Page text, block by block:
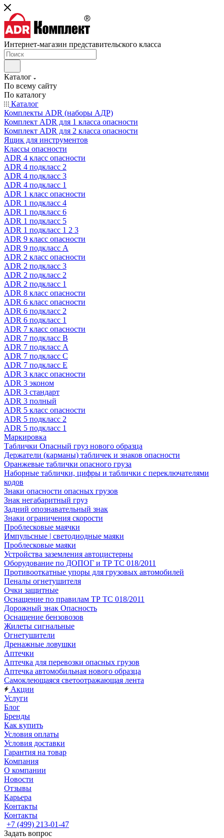
Интернет-магазин представительского класса
Каталог
По всему сайту
По каталогу
Каталог
Комплекты ADR (наборы АДР)
Комплект ADR для 1 класса опасности
Комплект ADR для 2 класса опасности
Ящик для инструментов
Классы опасности
ADR 4 класс опасности
ADR 4 подкласс 2
ADR 4 подкласс 3
ADR 4 подкласс 1
ADR 1 класс опасности
ADR 1 подкласс 4
ADR 1 подкласс 6
ADR 1 подкласс 5
ADR 1 подкласс 1 2 3
ADR 9 класс опасности
ADR 9 подкласс A
ADR 2 класс опасности
ADR 2 подкласс 3
ADR 2 подкласс 2
ADR 2 подкласс 1
ADR 8 класс опасности
ADR 6 класс опасности
ADR 6 подкласс 2
ADR 6 подкласс 1
ADR 7 класс опасности
ADR 7 подкласс B
ADR 7 подкласс A
ADR 7 подкласс C
ADR 7 подкласс E
ADR 3 класс опасности
ADR 3 эконом
ADR 3 стандарт
ADR 3 полный
ADR 5 класс опасности
ADR 5 подкласс 2
ADR 5 подкласс 1
Маркировка
Таблички Опасный груз нового образца
Держатели (карманы) табличек и знаков опасности
Оранжевые таблички опасного груза
Наборные таблички, цифры и таблички с переключателями
кодов
Знаки опасности опасных грузов
Знак негабаритный груз
Задний опознавательный знак
Знаки ограничения скорости
Проблесковые маячки
Импульсные | светодиодные маяки
Проблесковые маяки
Устройства заземления автоцистерны
Оборудование по ДОПОГ и ТР ТС 018/2011
Противооткатные упоры для грузовых автомобилей
Пеналы огнетушителя
Очки защитные
Оснащение по правилам ТР ТС 018/2011
Дорожный знак Опасность
Оснащение бензовозов
Жилеты сигнальные
Огнетушители
Дренажные ловушки
Аптечки
Аптечка для перевозки опасных грузов
Аптечка автомобильная нового образца
Самоклеющаяся светоотражающая лента
Акции
Услуги
Блог
Бренды
Как купить
Условия оплаты
Условия доставки
Гарантия на товар
Компания
О компании
Новости
Отзывы
Карьера
Контакты
Контакты
+7 (499) 213-01-47
Задать вопрос